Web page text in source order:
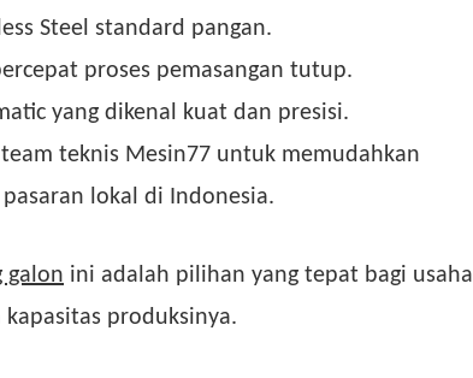
Steel standard pangan.
proses pemasangan tutup.
yang dikenal kuat dan presisi.
teknis Mesin77 untuk memudahkan
lokal di Indonesia.
galon ini adalah pilihan yang tepat bagi usaha
produksinya.